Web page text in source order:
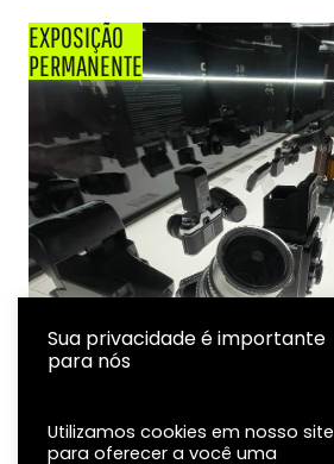
EXPOSIÇÃO
PERMANENTE
Sua privacidade é importante
para nós
Utilizamos cookies em nosso site
para oferecer a você uma